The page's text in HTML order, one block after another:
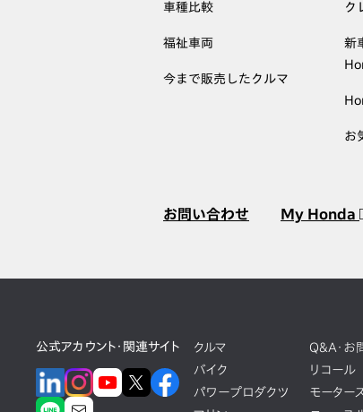
車種比較
福祉車両
今まで販売したクルマ
ク
新
お
お問い合わせ My Honda
公式アカウント・関連サイト
クルマ
バイク
パワープロダクツ
Q&A・お
リコール
モーター